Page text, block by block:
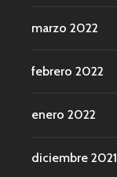
marzo 2022
febrero 2022
enero 2022
diciembre 2021